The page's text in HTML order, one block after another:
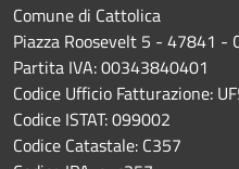
Comune di Cattolica
Piazza Roosevelt 5 - 47841 -
Partita IVA: 00343840401
Codice Ufficio Fatturazione:
Codice ISTAT: 099002
Codice Catastale: C357